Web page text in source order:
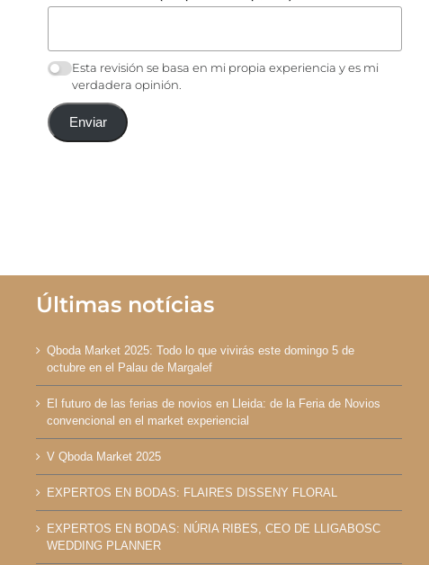
Esta revisión se basa en mi propia experiencia y es mi
verdadera opinión.
Enviar
Últimas notícias
Qboda Market 2025: Todo lo que vivirás este domingo 5 de
octubre en el Palau de Margalef
El futuro de las ferias de novios en Lleida: de la Feria de Novios
convencional en el market experiencial
V Qboda Market 2025
EXPERTOS EN BODAS: FLAIRES DISSENY FLORAL
EXPERTOS EN BODAS: NÚRIA RIBES, CEO DE LLIGABOSC
WEDDING PLANNER